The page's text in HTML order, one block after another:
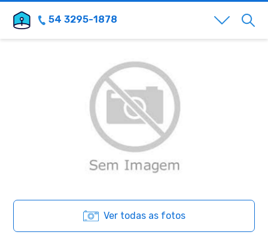
54 3295-1878
Ver todas as fotos